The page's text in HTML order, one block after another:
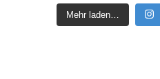
Mehr laden…